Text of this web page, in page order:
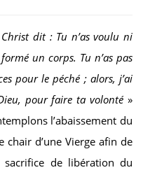
dit : Tu n’as voulu ni
un corps. Tu n’as pas
pour le péché ; alors, j’ai
pour faire ta volonté»
l’abaissement du
chair d’une Vierge afin de
de libération du